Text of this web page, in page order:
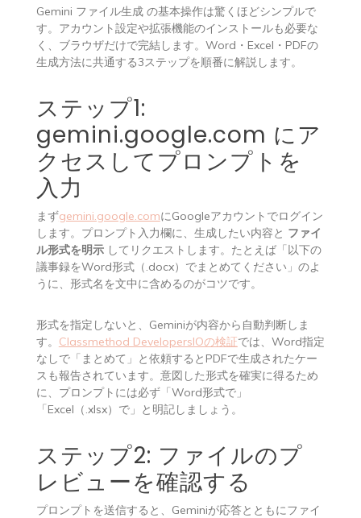
Gemini ファイル生成 の基本操作は驚くほどシンプルで
す。アカウント設定や拡張機能のインストールも必要な
く、ブラウザだけで完結します。Word・Excel・PDFの
生成方法に共通する3ステップを順番に解説します。
ステップ1:
gemini.google.com にア
クセスしてプロンプトを
入力
まずgemini.google.comにGoogleアカウントでログイン
します。プロンプト入力欄に、生成したい内容と ファイ
ル形式を明示してリクエストします。たとえば「以下の
議事録をWord形式（.docx）でまとめてください」のよ
うに、形式名を文中に含めるのがコツです。
形式を指定しないと、Geminiが内容から自動判断しま
す。 Classmethod DevelopersIOの検証では、Word指定
なしで「まとめて」と依頼するとPDFで生成されたケー
スも報告されています。意図した形式を確実に得るため
に、プロンプトには必ず「Word形式で」
「Excel（.xlsx）で」と明記しましょう。
ステップ2: ファイルのプ
レビューを確認する
プロンプトを送信すると、Geminiが応答とともにファイ